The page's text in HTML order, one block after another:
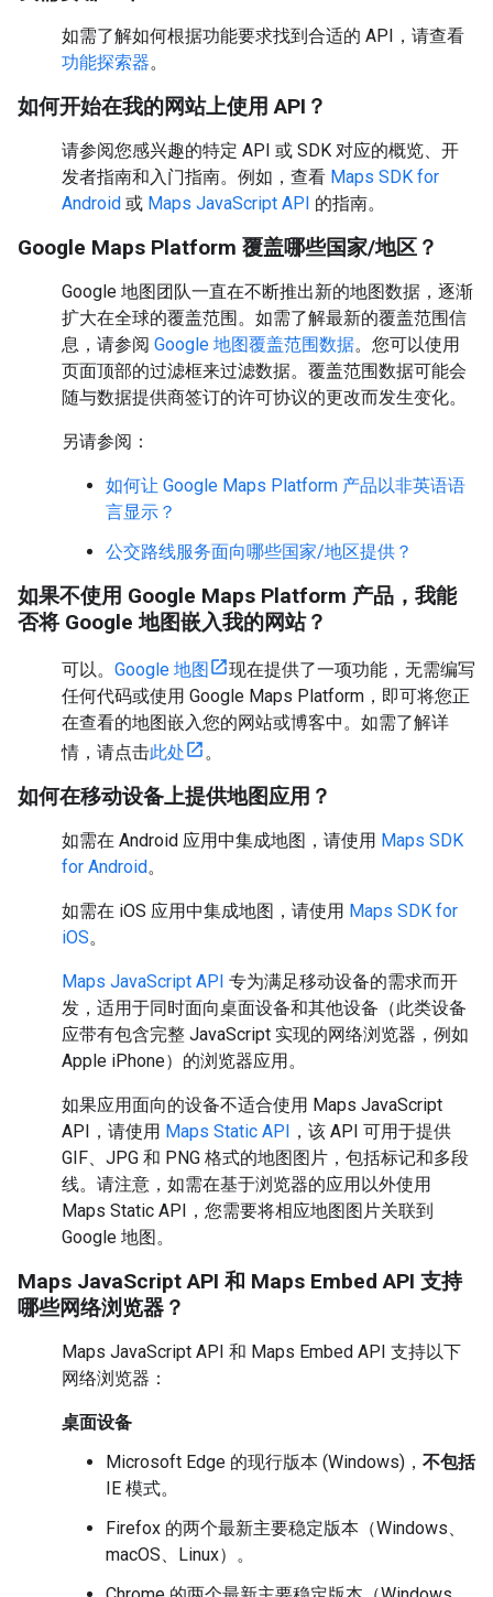
如需了解如何根据功能要求找到合适的 API，请查看
功能探索器。
如何开始在我的网站上使用 API？
请参阅您感兴趣的特定 API 或 SDK 对应的概览、开
发者指南和入门指南。例如，查看 Maps SDK for
Android 或 Maps JavaScript API 的指南。
Google Maps Platform 覆盖哪些国家/地区？
Google 地图团队一直在不断推出新的地图数据，逐渐
扩大在全球的覆盖范围。如需了解最新的覆盖范围信
息，请参阅 Google 地图覆盖范围数据。您可以使用
页面顶部的过滤框来过滤数据。覆盖范围数据可能会
随与数据提供商签订的许可协议的更改而发生变化。
另请参阅：
如何让 Google Maps Platform 产品以非英语语
言显示？
公交路线服务面向哪些国家/地区提供？
如果不使用 Google Maps Platform 产品，我能
否将 Google 地图嵌入我的网站？
可以。 Google 地图
现在提供了一项功能，无需编写
任何代码或使用 Google Maps Platform，即可将您正
在查看的地图嵌入您的网站或博客中。如需了解详
情，请点击此处 。
如何在移动设备上提供地图应用？
如需在 Android 应用中集成地图，请使用 Maps SDK
for Android。
如需在 iOS 应用中集成地图，请使用 Maps SDK for
iOS。
Maps JavaScript API 专为满足移动设备的需求而开
发，适用于同时面向桌面设备和其他设备（此类设备
应带有包含完整 JavaScript 实现的网络浏览器，例如
Apple iPhone）的浏览器应用。
如果应用面向的设备不适合使用 Maps JavaScript
API，请使用 Maps Static API ，该 API 可用于提供
GIF、JPG 和 PNG 格式的地图图片，包括标记和多段
线。请注意，如需在基于浏览器的应用以外使用
Maps Static API，您需要将相应地图图片关联到
Google 地图。
Maps JavaScript API 和 Maps Embed API 支持
哪些网络浏览器？
Maps JavaScript API 和 Maps Embed API 支持以下
网络浏览器：
桌面设备
Microsoft Edge 的现行版本 (Windows)， 不包括
IE 模式。
Firefox 的两个最新主要稳定版本（Windows、
macOS、Linux）。